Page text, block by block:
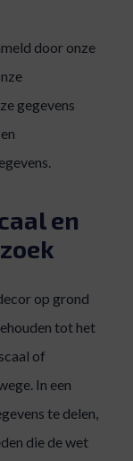
door onze
gegevens
en
op grond
tot het
of
In een
te delen,
die de wet